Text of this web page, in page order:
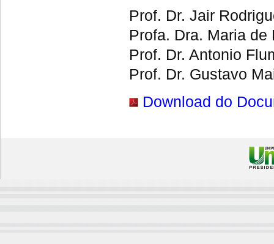
Prof. Dr. Jair
Profa. Dra. Maria
Prof. Dr. Antonio
Prof. Dr. Gustavo
Download do